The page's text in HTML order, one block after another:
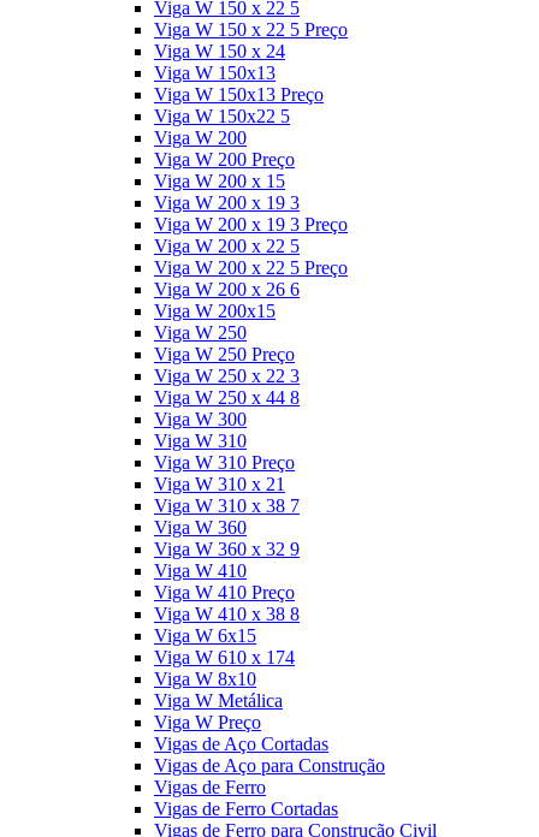
Viga W 150 x 22 5
Viga W 150 x 22 5 Preço
Viga W 150 x 24
Viga W 150x13
Viga W 150x13 Preço
Viga W 150x22 5
Viga W 200
Viga W 200 Preço
Viga W 200 x 15
Viga W 200 x 19 3
Viga W 200 x 19 3 Preço
Viga W 200 x 22 5
Viga W 200 x 22 5 Preço
Viga W 200 x 26 6
Viga W 200x15
Viga W 250
Viga W 250 Preço
Viga W 250 x 22 3
Viga W 250 x 44 8
Viga W 300
Viga W 310
Viga W 310 Preço
Viga W 310 x 21
Viga W 310 x 38 7
Viga W 360
Viga W 360 x 32 9
Viga W 410
Viga W 410 Preço
Viga W 410 x 38 8
Viga W 6x15
Viga W 610 x 174
Viga W 8x10
Viga W Metálica
Viga W Preço
Vigas de Aço Cortadas
Vigas de Aço para Construção
Vigas de Ferro
Vigas de Ferro Cortadas
Vigas de Ferro para Construção Civil